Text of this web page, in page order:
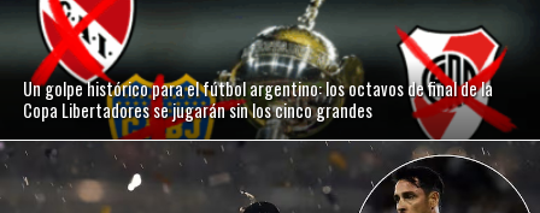
Un golpe histórico para el fútbol argentino: los octavos de final de la
Copa Libertadores se jugarán sin los cinco grandes